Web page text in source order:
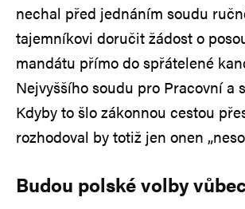
nechal před jednáním soudu
tajemníkovi doručit žádost o
mandátu přímo do spřátelené
Nejvyššího soudu pro Pracovní a
Kdyby to šlo zákonnou cestou
rozhodoval by totiž jen onen
Budou polské volby